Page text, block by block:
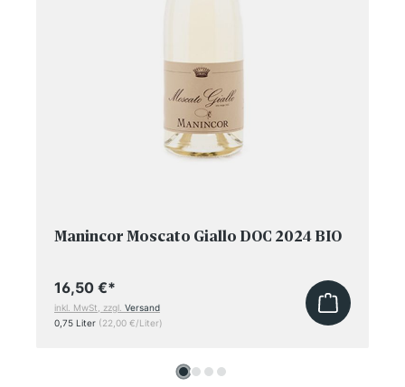
Manincor Moscato Giallo DOC 2024 BIO
16,50 €*
inkl. MwSt, zzgl. Versand
0,75 Liter (22,00 €/Liter)